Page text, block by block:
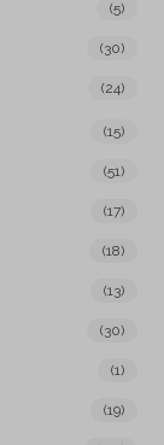
(5)
(30)
(24)
(15)
(51)
(17)
(18)
(13)
(30)
(1)
(19)